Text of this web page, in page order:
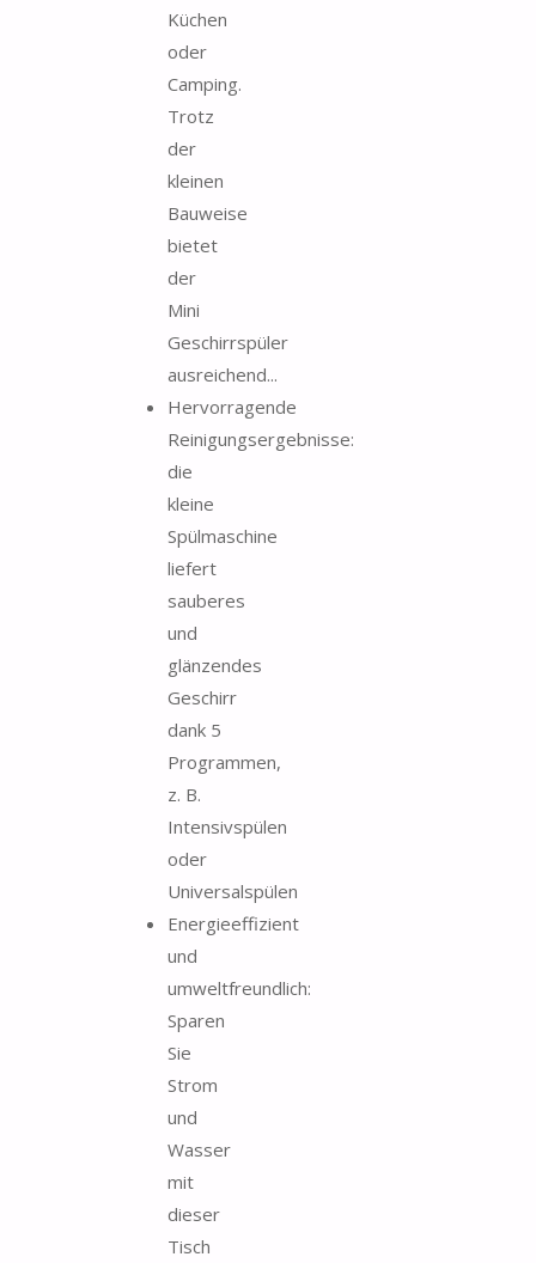
Küchen
oder
Camping.
Trotz
der
kleinen
Bauweise
bietet
der
Mini
Geschirrspüler
ausreichend...
Hervorragende
Reinigungsergebnisse:
die
kleine
Spülmaschine
liefert
sauberes
und
glänzendes
Geschirr
dank 5
Programmen,
z. B.
Intensivspülen
oder
Universalspülen
Energieeffizient
und
umweltfreundlich:
Sparen
Sie
Strom
und
Wasser
mit
dieser
Tisch